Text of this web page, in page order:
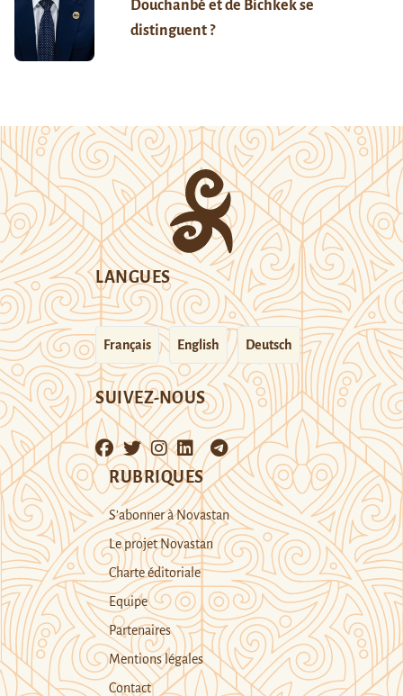
Douchanbé et de Bichkek se
distinguent ?
LANGUES
Français English Deutsch
SUIVEZ-NOUS
RUBRIQUES
S’abonner à Novastan
Le projet Novastan
Charte éditoriale
Equipe
Partenaires
Mentions légales
Contact